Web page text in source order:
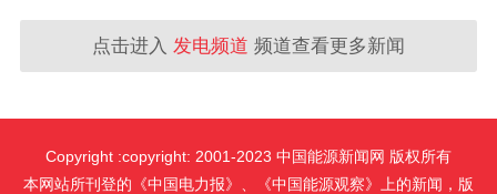
点击进入 发电频道 频道查看更多新闻
Copyright :copyright: 2001-2023 中国能源新闻网 版权所有
本网站所刊登的《中国电力报》、《中国能源观察》上的新闻，版